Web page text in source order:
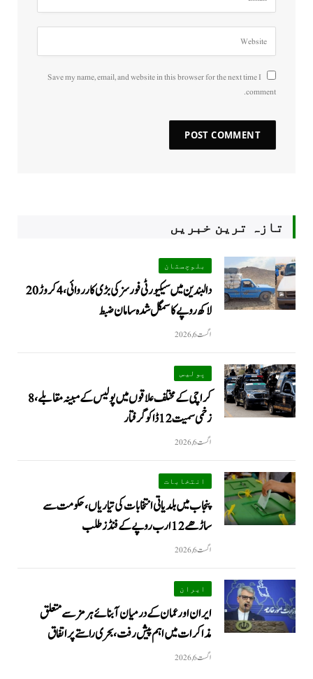
Save my name, email, and website in this browser for the next time I
comment.
تازہ ترین خبریں
بلوچستان
دالبندین میں سیکیورٹی فورسز کی بڑی کارروائی، 4 کروڑ 20
لاکھ روپے کا سمگل شدہ سامان ضبط
اگست 6, 2026
پولیس
کراچی کے مختلف علاقوں میں پولیس کے مبینہ مقابلے، 8
زخمی سمیت 12 ڈاکو گرفتار
اگست 6, 2026
انتخابات
پنجاب میں بلدیاتی انتخابات کی تیاریاں، حکومت سے
ساڑھے 12 ارب روپے کے فنڈز طلب
اگست 6, 2026
ایران
ایران اور عمان کے درمیان آبنائے ہرمز سے متعلق
مذاکرات میں اہم پیش رفت، بحری راستے پر اتفاق
اگست 6, 2026